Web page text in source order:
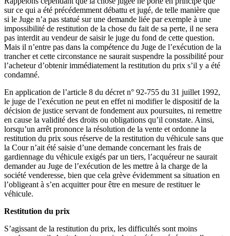
sur ce qui a été précédemment débattu et jugé, de telle manière que
si le Juge n’a pas statué sur une demande liée par exemple à une
impossibilité de restitution de la chose du fait de sa perte, il ne sera
pas interdit au vendeur de saisir le juge du fond de cette question.
Mais il n’entre pas dans la compétence du Juge de l’exécution de la
trancher et cette circonstance ne saurait suspendre la possibilité pour
l’acheteur d’obtenir immédiatement la restitution du prix s’il y a été
condamné.
En application de l’article 8 du décret n° 92-755 du 31 juillet 1992,
le juge de l’exécution ne peut en effet ni modifier le dispositif de la
décision de justice servant de fondement aux poursuites, ni remettre
en cause la validité des droits ou obligations qu’il constate. Ainsi,
lorsqu’un arrêt prononce la résolution de la vente et ordonne la
restitution du prix sous réserve de la restitution du véhicule sans que
la Cour n’ait été saisie d’une demande concernant les frais de
gardiennage du véhicule exigés par un tiers, l’acquéreur ne saurait
demander au Juge de l’exécution de les mettre à la charge de la
société venderesse, bien que cela grève évidemment sa situation en
l’obligeant à s’en acquitter pour être en mesure de restituer le
véhicule.
Restitution du prix
S’agissant de la restitution du prix, les difficultés sont moins